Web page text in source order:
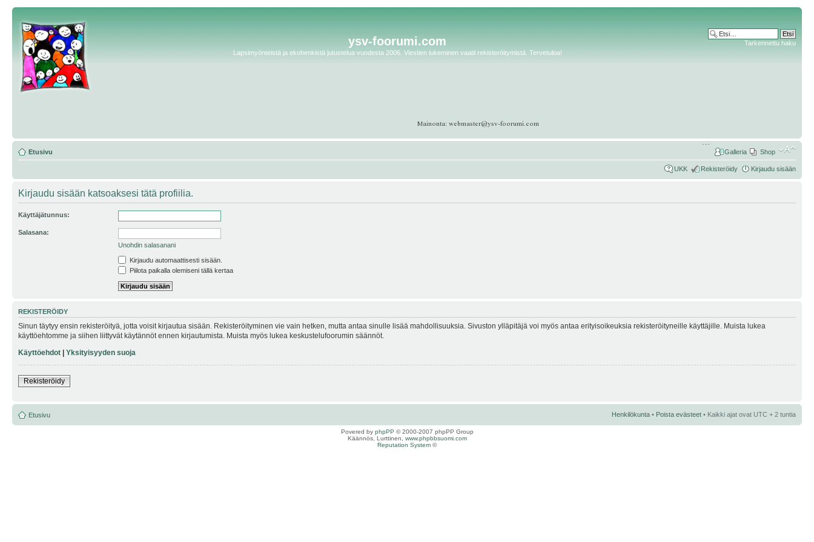
ysv-foorumi.com
Lapsimyönteistä ja ekohenkistä jutustelua vuodesta 2006. Viestien lukeminen vaatii rekisteröitymistä. Tervetuloa!
Tarkennettu haku
Etusivu Shop
Galleria
UKK Rekisteröidy Kirjaudu sisään
Kirjaudu sisään katsoaksesi tätä profiilia.
Käyttäjätunnus:
Salasana:
Unohdin salasanani
Kirjaudu automaattisesti sisään.
Piilota paikalla olemiseni tällä kertaa
REKISTERÖIDY
Sinun täytyy ensin rekisteröityä, jotta voisit kirjautua sisään. Rekisteröityminen vie vain hetken, mutta antaa sinulle lisää mahdollisuuksia. Sivuston ylläpitäjä voi myös antaa erityisoikeuksia rekisteröityneille käyttäjille. Muista lukea
käyttöehtomme ja siihen liittyvät käytännöt ennen kirjautumista. Muista myös lukea keskustelufoorumin säännöt.
Käyttöehdot | Yksityisyyden suoja
Rekisteröidy
Etusivu Henkilökunta • Poista evästeet • Kaikki ajat ovat UTC + 2 tuntia
Povered by phpPP © 2000-2007 phpPP Group
Käännös, Lurttinen, www.phpbbsuomi.com
Reputation System ©